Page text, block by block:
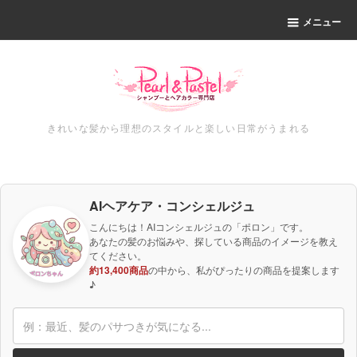
メニュー
きれいな髪から理想のスタイルと楽しい日常がうまれる
AIヘアケア・コンシェルジュ
こんにちは！AIコンシェルジュの「ポロン」です。
あなたの髪のお悩みや、探している商品のイメージを教え
てください。
約13,400商品の中から、私がぴったりの商品を提案します
♪